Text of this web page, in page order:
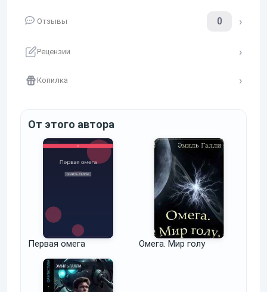
Отзывы 0
Рецензии
Копилка
От этого автора
Первая омега Омега. Мир голу